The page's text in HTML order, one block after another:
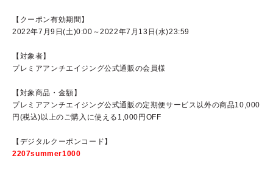
ブランドコンセプト
ベストコスメ受賞歴
CANADELのこだわり
【クーポン有効期間】
2022年7月9日(土)0:00～2022年7月13日(水)23:59
【対象者】
プレミアアンチエイジング公式通販の会員様
【対象商品・金額】
プレミアアンチエイジング公式通販の定期便サービス以外の商品10,000
円(税込)以上のご購入に使える1,000円OFF
【デジタルクーポンコード】
2207summer1000